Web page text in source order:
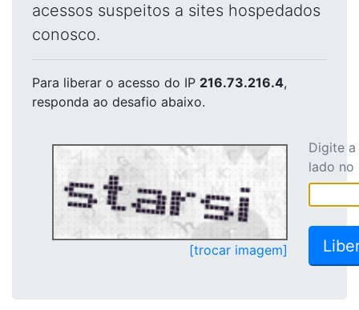
acessos suspeitos a sites hospedados
conosco.
Para liberar o acesso do IP 216.73.216.4,
responda ao desafio abaixo.
[trocar imagem]
Digite
lado no